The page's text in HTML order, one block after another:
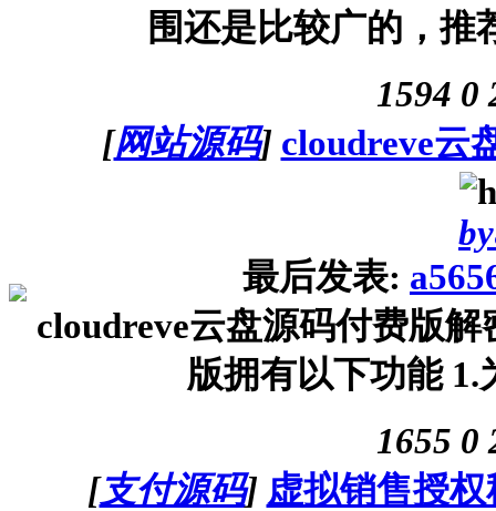
围还是比较广的，推
1594 0
[网站源码] cloudreve云
by
最后发表:
cloudreve云盘源码付费版
版拥有以下功能 1.
1655 0
[支付源码] 虚拟销售授